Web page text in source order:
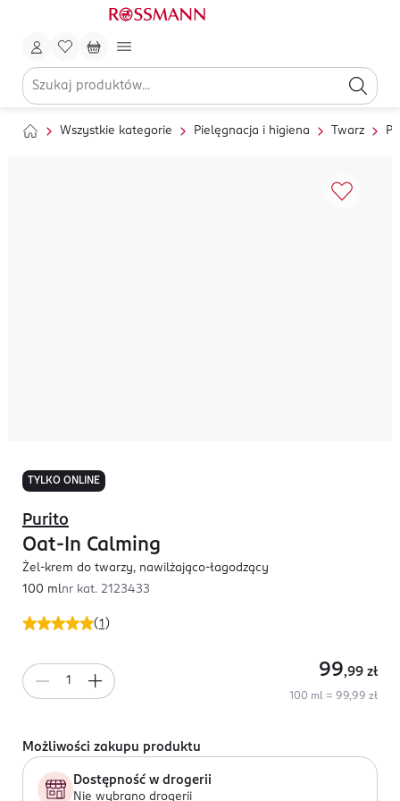
Wszystkie kategorie Pielęgnacja i higiena Twarz
TYLKO ONLINE
(1 )
Purito
Oat-In Calming
Żel-krem do twarzy, nawilżająco-łagodzący
100 mlnr kat. 2123433
99,99 zł
100 ml = 99,99 zł
Możliwości zakupu produktu
Dostępność w drogerii
Nie wybrano drogerii